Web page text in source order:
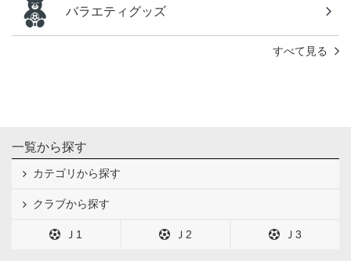
バラエティグッズ
すべて見る
一覧から探す
カテゴリから探す
クラブから探す
Ｊ1 Ｊ2 Ｊ3